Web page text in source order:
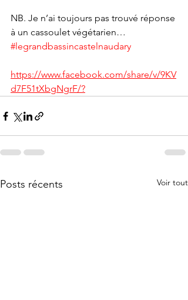
NB. Je n’ai toujours pas trouvé réponse
à un cassoulet végétarien…
#legrandbassincastelnaudary
https://www.facebook.com/share/v/9KV
d7F51tXbgNgrF/?
Posts récents Voir tout